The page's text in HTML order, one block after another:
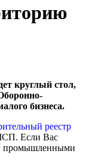
круглый стол,
бизнеса.
реестр
Если Вас
промышленными